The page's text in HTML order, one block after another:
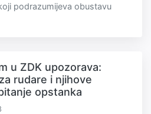
podrazumijeva obustavu
u ZDK upozorava:
rudare i njihove
opstanka